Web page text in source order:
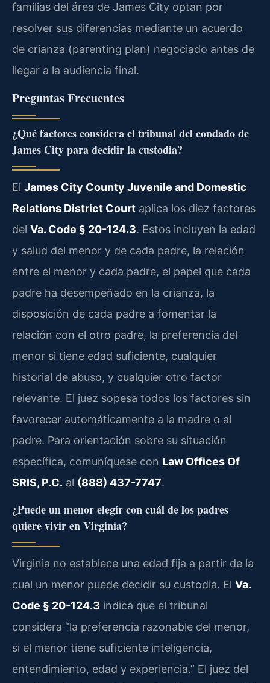
familias del área de James City optan por
resolver sus diferencias mediante un acuerdo
de crianza (parenting plan) negociado antes de
llegar a la audiencia final.
Preguntas Frecuentes
¿Qué factores considera el tribunal del condado de
James City para decidir la custodia?
El James City County Juvenile and Domestic
Relations District Court aplica los diez factores
del Va. Code § 20-124.3. Estos incluyen la edad
y salud del menor y de cada padre, la relación
entre el menor y cada padre, el papel que cada
padre ha desempeñado en la crianza, la
disposición de cada padre a fomentar la
relación con el otro padre, la preferencia del
menor si tiene edad suficiente, cualquier
historial de abuso, y cualquier otro factor
relevante. El juez sopesa todos los factores sin
favorecer automáticamente a la madre o al
padre. Para orientación sobre su situación
específica, comuníquese con Law Offices Of
SRIS, P.C. al (888) 437-7747.
¿Puede un menor elegir con cuál de los padres
quiere vivir en Virginia?
Virginia no establece una edad fija a partir de la
cual un menor puede decidir su custodia. El Va.
Code § 20-124.3 indica que el tribunal
considera “la preferencia razonable del menor,
si el menor tiene suficiente inteligencia,
entendimiento, edad y experiencia.” El juez del